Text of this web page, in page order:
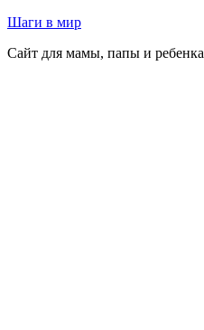
Перейти
содержимому
Шаги в мир
Сайт для мамы, папы и ребенка